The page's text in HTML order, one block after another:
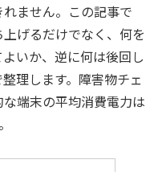
ません。この記事で
げるだけでなく、何を
いか、逆に何は後回し
理します。障害物チェ
端末の平均消費電力は